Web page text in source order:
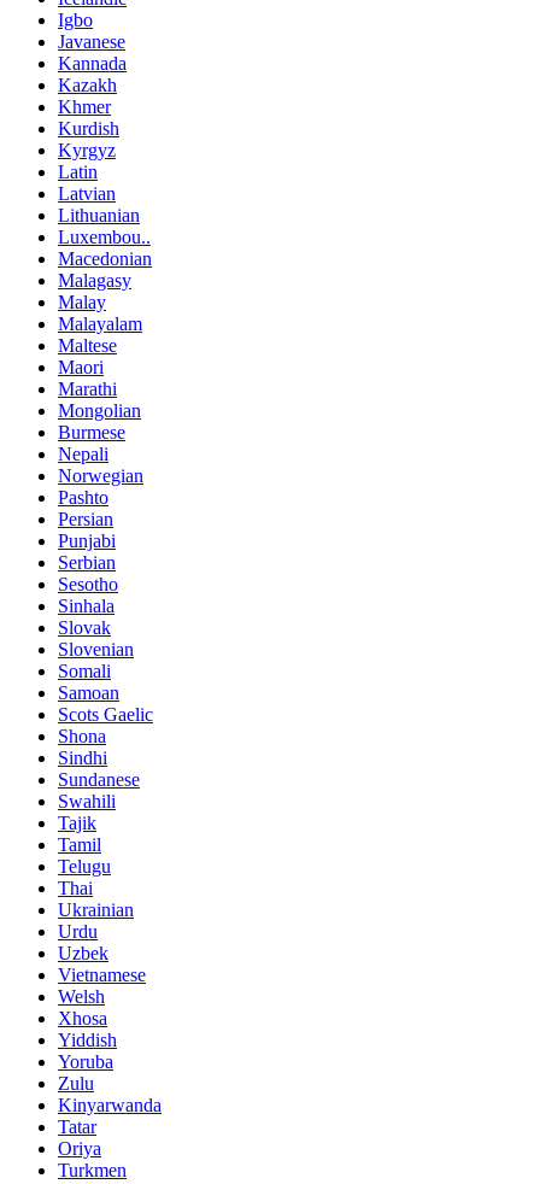
Igbo
Javanese
Kannada
Kazakh
Khmer
Kurdish
Kyrgyz
Latin
Latvian
Lithuanian
Luxembou..
Macedonian
Malagasy
Malay
Malayalam
Maltese
Maori
Marathi
Mongolian
Burmese
Nepali
Norwegian
Pashto
Persian
Punjabi
Serbian
Sesotho
Sinhala
Slovak
Slovenian
Somali
Samoan
Scots Gaelic
Shona
Sindhi
Sundanese
Swahili
Tajik
Tamil
Telugu
Thai
Ukrainian
Urdu
Uzbek
Vietnamese
Welsh
Xhosa
Yiddish
Yoruba
Zulu
Kinyarwanda
Tatar
Oriya
Turkmen